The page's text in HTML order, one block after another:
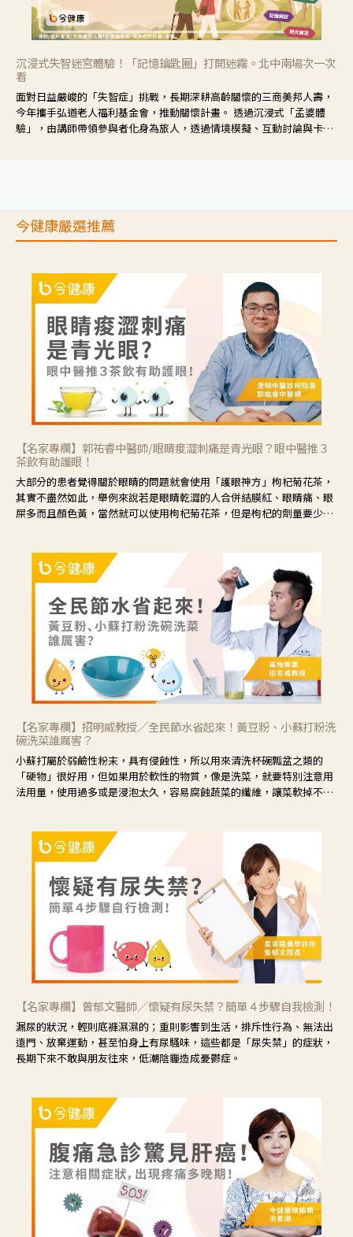
沉浸式失智迷宮體驗！「記憶鑰匙圈」打開迷霧。北中南場次一次
看
面對日益嚴峻的「失智症」挑戰，長期深耕高齡關懷的三商美邦人壽，
今年攜手弘道老人福利基金會，推動關懷計畫。 透過沉浸式「孟婆體
驗」，由講師帶領參與者化身為旅人，透過情境模擬、互動討論與卡牌
今健康嚴選推薦
【名家專欄】郭祐睿中醫師/眼睛痠澀刺痛是青光眼？眼中醫推３
茶飲有助護眼！
大部分的患者覺得關於眼睛的問題就會使用「護眼神方」枸杞菊花茶，
其實不盡然如此，舉例來說若是眼睛乾澀的人合併結膜紅、眼睛痛、眼
屎多而且顏色黃，當然就可以使用枸杞菊花茶，但是枸杞的劑量要少，
候就要使用菊花、金銀花來治療；假如單純的眼睛乾澀，結膜沒有紅，
眼睛周圍沒有眼屎，這種情況是屬於「陰虛」，就可以使用枸杞、蓮
藕、麥門冬、山藥等比較滋潤的藥材，效果就更顯著。
【名家專欄】招明威教授／全民節水省起來！黃豆粉、小蘇打粉洗
碗洗菜誰厲害？
小蘇打屬於弱鹼性粉末，具有侵蝕性，所以用來清洗杯碗瓢盆之類的
「硬物」很好用，但如果用於軟性的物質，像是洗菜，就要特別注意用
法用量，使用過多或是浸泡太久，容易腐蝕蔬菜的纖維，讓菜軟掉不清
【名家專欄】曾郁文醫師／懷疑有尿失禁？簡單４步驟自我檢測！
漏尿的狀況，輕則底褲濕濕的；重則影響到生活，排斥性行為、無法出
遠門、放棄運動，甚至怕身上有尿騷味，這些都是「尿失禁」的症狀，
長期下來不敢與朋友往來，低潮陰霾造成憂鬱症。